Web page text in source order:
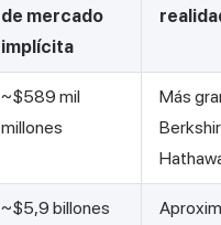
de mercado
implícita
~$589 mil
millones
Más
~$5,9 billones